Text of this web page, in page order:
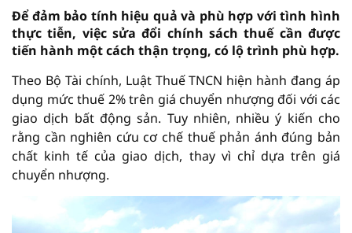
Để đảm bảo tính hiệu quả và phù hợp với tình hình
thực tiễn, việc sửa đổi chính sách thuế cần được
tiến hành một cách thận trọng, có lộ trình phù hợp.
Theo Bộ Tài chính, Luật Thuế TNCN hiện hành đang áp
dụng mức thuế 2% trên giá chuyển nhượng đối với các
giao dịch bất động sản. Tuy nhiên, nhiều ý kiến cho
rằng cần nghiên cứu cơ chế thuế phản ánh đúng bản
chất kinh tế của giao dịch, thay vì chỉ dựa trên giá
chuyển nhượng.